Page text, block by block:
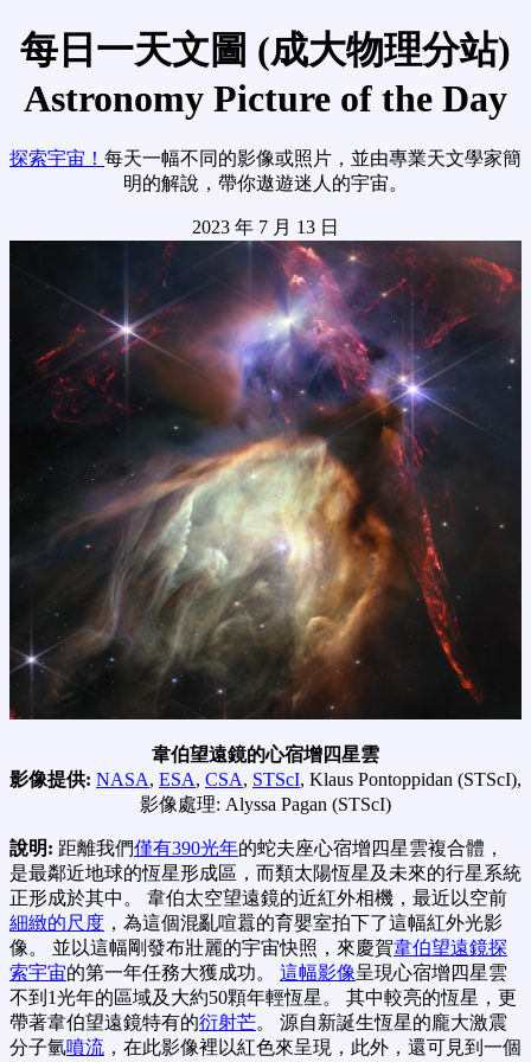
每日一天文圖 (成大物理分站)
Astronomy Picture of the Day
探索宇宙！ 每天一幅不同的影像或照片，並由專業天文學家簡
明的解說，帶你遨遊迷人的宇宙。
2023 年 7 月 13 日
韋伯望遠鏡的心宿增四星雲
影像提供: NASA, ESA, CSA, STScI, Klaus Pontoppidan (STScI),
影像處理: Alyssa Pagan (STScI)
說明: 距離我們僅有390光年的蛇夫座心宿增四星雲複合體，
是最鄰近地球的恆星形成區，而類太陽恆星及未來的行星系統
正形成於其中。 韋伯太空望遠鏡的近紅外相機，最近以空前
細緻的尺度 ，為這個混亂喧囂的育嬰室拍下了這幅紅外光影
像。 並以這幅剛發布壯麗的宇宙快照，來慶賀韋伯望遠鏡探
索宇宙的第一年任務大獲成功。 這幅影像呈現心宿增四星雲
不到1光年的區域及大約50顆年輕恆星。 其中較亮的恆星，更
帶著韋伯望遠鏡特有的衍射芒。 源自新誕生恆星的龐大激震
分子氫噴流 ，在此影像裡以紅色來呈現，此外，還可見到一個